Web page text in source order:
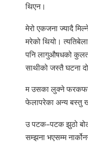
थिएन।
मेरो एकजना ज्यादै
मरेको थियो।
पनि लागुऔषधको
साथीको जस्तै घटना
म उसका लुक्ने
फेलापरेका अन्य बस्तु
उ पटक–पटक झुठो
सम्झना भएसम्म